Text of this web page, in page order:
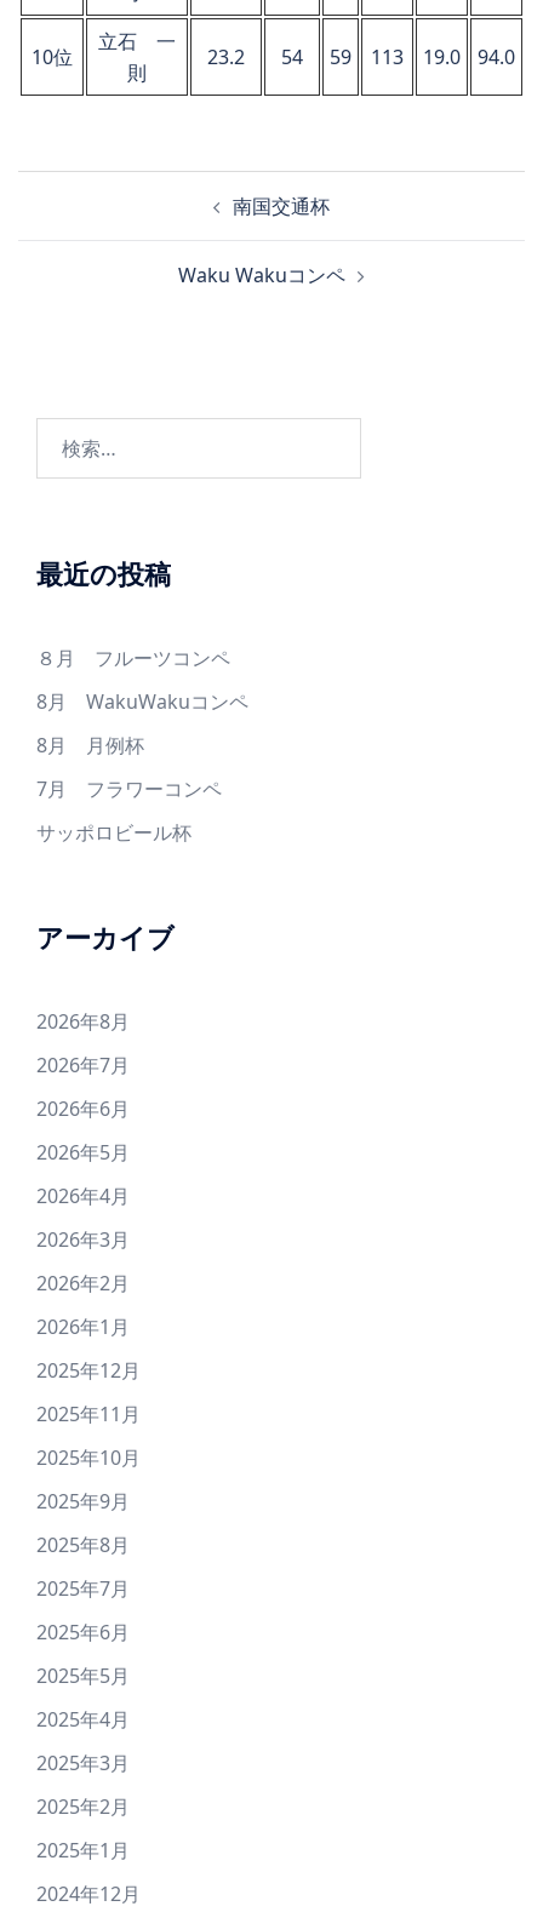
10位
立石 一
則
23.2 54 59 113 19.0 94.0
ョ
南国交通杯
Waku Wakuコンペ
最近の投稿
８月 フルーツコンペ
8月 WakuWakuコンペ
8月 月例杯
7月 フラワーコンペ
サッポロビール杯
アーカイブ
2026年8月
2026年7月
2026年6月
2026年5月
2026年4月
2026年3月
2026年2月
2026年1月
2025年12月
2025年11月
2025年10月
2025年9月
2025年8月
2025年7月
2025年6月
2025年5月
2025年4月
2025年3月
2025年2月
2025年1月
2024年12月